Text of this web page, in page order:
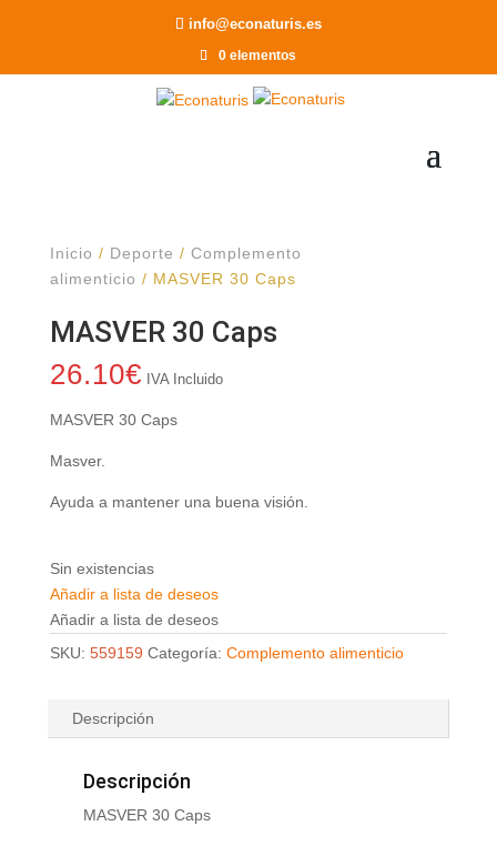
info@econaturis.es
0 elementos
Inicio / Deporte / Complemento
alimenticio / MASVER 30 Caps
MASVER 30 Caps
26.10€ IVA Incluido
MASVER 30 Caps
Masver.
Ayuda a mantener una buena visión.
Sin existencias
Añadir a lista de deseos
Añadir a lista de deseos
SKU: 559159 Categoría: Complemento alimenticio
Descripción
Descripción
MASVER 30 Caps